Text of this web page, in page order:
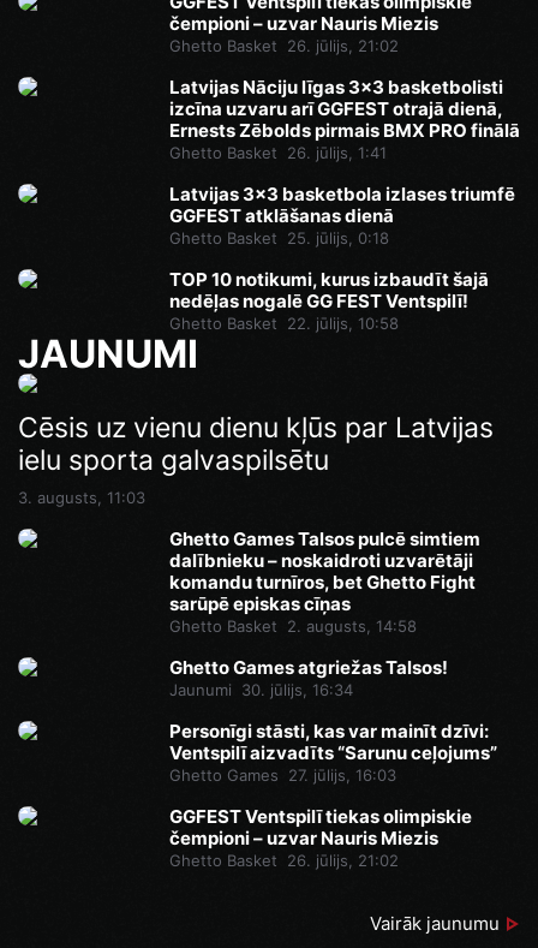
čempioni – uzvar Nauris Miezis
Ghetto Basket 26. jūlijs, 21:02
Latvijas Nāciju līgas 3x3 basketbolisti
izcīna uzvaru arī GGFEST otrajā dienā,
Ernests Zēbolds pirmais BMX PRO finālā
Ghetto Basket 26. jūlijs, 1:41
Latvijas 3x3 basketbola izlases triumfē
GGFEST atklāšanas dienā
Ghetto Basket 25. jūlijs, 0:18
TOP 10 notikumi, kurus izbaudīt šajā
nedēļas nogalē GG FEST Ventspilī!
Ghetto Basket 22. jūlijs, 10:58
JAUNUMI
Cēsis uz vienu dienu kļūs par Latvijas
ielu sporta galvaspilsētu
3. augusts, 11:03
Ghetto Games Talsos pulcē simtiem
dalībnieku – noskaidroti uzvarētāji
komandu turnīros, bet Ghetto Fight
sarūpē episkas cīņas
Ghetto Basket 2. augusts, 14:58
Ghetto Games atgriežas Talsos!
Jaunumi 30. jūlijs, 16:34
Personīgi stāsti, kas var mainīt dzīvi:
Ventspilī aizvadīts “Sarunu ceļojums”
Ghetto Games 27. jūlijs, 16:03
GGFEST Ventspilī tiekas olimpiskie
čempioni – uzvar Nauris Miezis
Ghetto Basket 26. jūlijs, 21:02
Vairāk jaunumu